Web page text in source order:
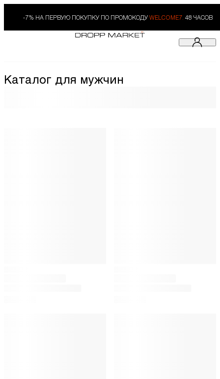
-7% НА ПЕРВУЮ ПОКУПКУ ПО ПРОМОКОДУ WELCOME7. 48 ЧАСОВ
Каталог для мужчин